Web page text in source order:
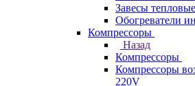
Завесы тепловые
Обогреватели
Компрессоры
Назад
Компрессоры
Компрессоры
220V